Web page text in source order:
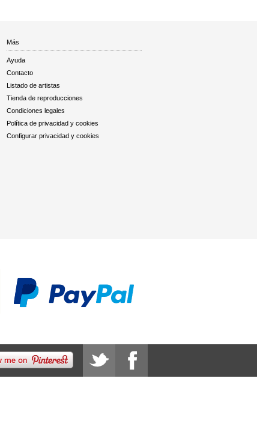
Más
Ayuda
Contacto
Listado de artistas
Tienda de reproducciones
Condiciones legales
Política de privacidad y cookies
Configurar privacidad y cookies